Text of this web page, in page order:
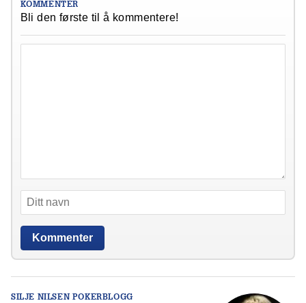
KOMMENTER
Bli den første til å kommentere!
SILJE NILSEN POKERBLOGG